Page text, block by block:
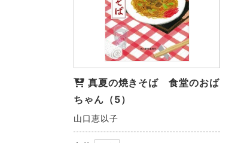
真夏の焼きそば 食堂のおば
ちゃん（5）
山口恵以子